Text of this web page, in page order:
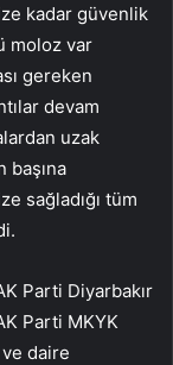
kadar güvenlik
moloz var
gereken
devam
uzak
başına
sağladığı tüm
Parti Diyarbakır
Parti MKYK
daire